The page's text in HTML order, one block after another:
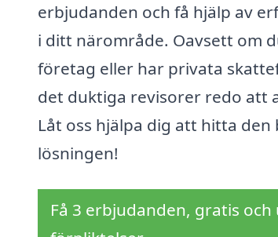
erbjudanden och få hjälp av
i ditt närområde. Oavsett om
företag eller har privata
det duktiga revisorer redo att
Låt oss hjälpa dig att hitta den
lösningen!
Få 3 erbjudanden, gratis och